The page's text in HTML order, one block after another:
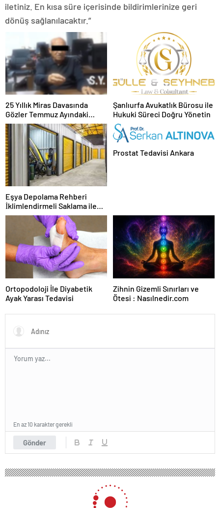
iletiniz. En kısa süre içerisinde bildirimlerinize geri
dönüş sağlanılacaktır.”
25 Yıllık Miras Davasında
Gözler Temmuz Ayındaki
Karar Duruşmasına Çevrildi
Şanlıurfa Avukatlık Bürosu ile
Hukuki Süreci Doğru Yönetin
Eşya Depolama Rehberi
İklimlendirmeli Saklama ile
Güvenli Kullanım
Prostat Tedavisi Ankara
Ortopodoloji İle Diyabetik
Ayak Yarası Tedavisi
Zihnin Gizemli Sınırları ve
Ötesi : Nasılnedir.com
Gönder
En az 10 karakter gerekli